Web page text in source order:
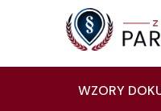
WZORY